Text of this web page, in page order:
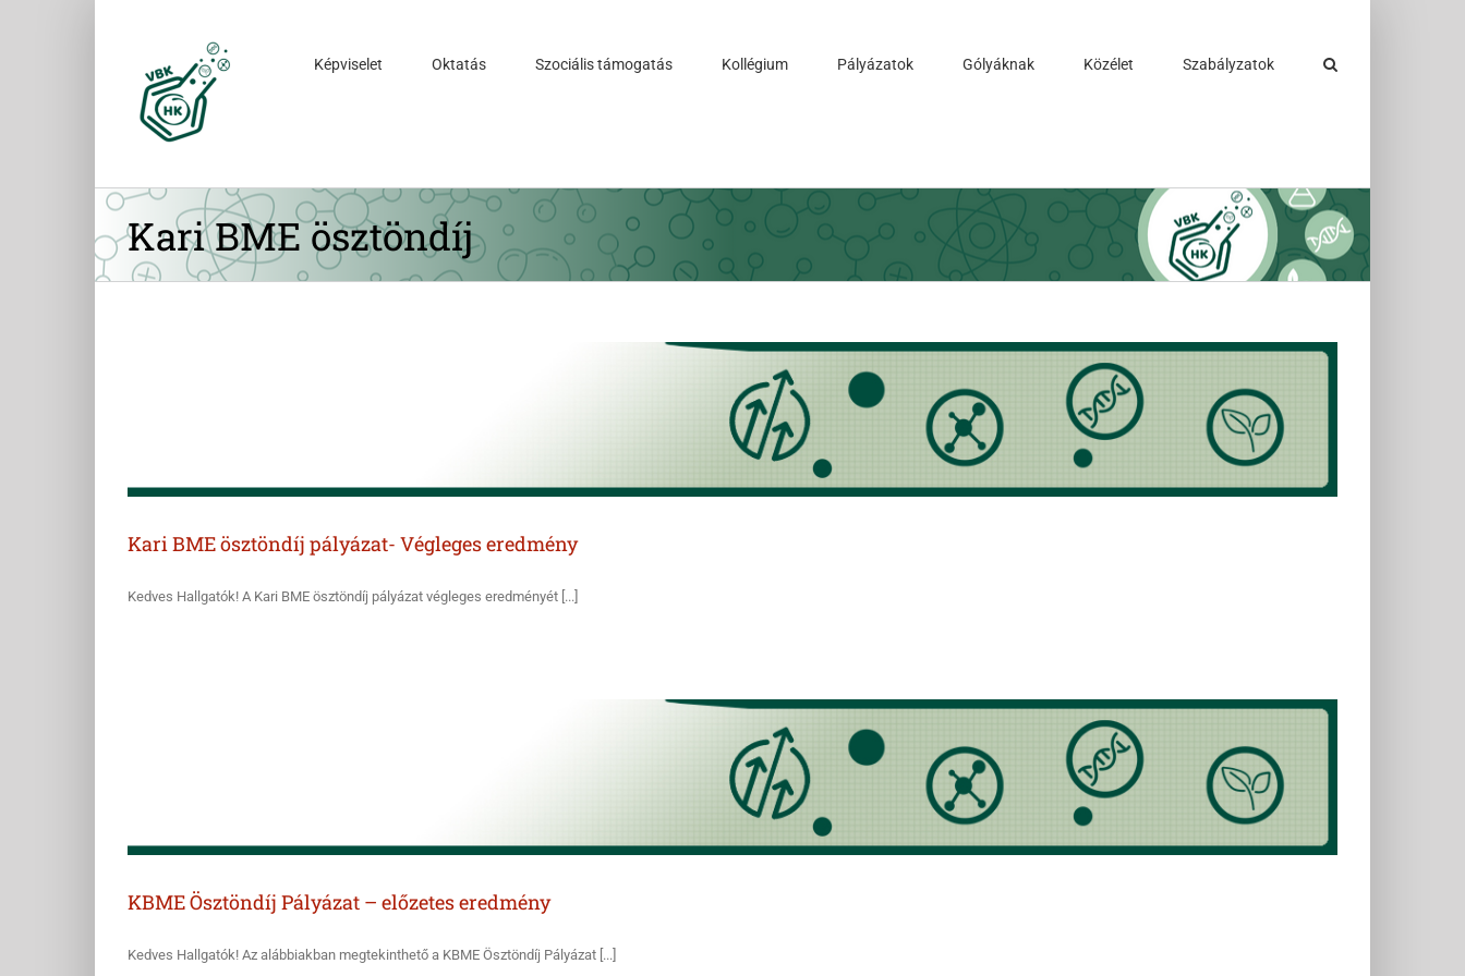
Képviselet Oktatás Szociális támogatás Kollégium Pályázatok Gólyáknak Közélet Szabályzatok
Kari BME ösztöndíj
Kari BME ösztöndíj pályázat- Végleges eredmény
Kedves Hallgatók! A Kari BME ösztöndíj pályázat végleges eredményét [...]
KBME Ösztöndíj Pályázat – előzetes eredmény
Kedves Hallgatók! Az alábbiakban megtekinthető a KBME Ösztöndíj Pályázat [...]